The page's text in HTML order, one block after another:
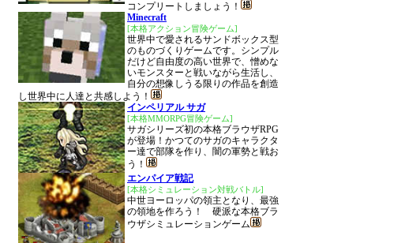
コンプリートしましょう！
Minecraft
[本格アクション冒険ゲーム]
世界中で愛されるサンドボックス型
のものづくりゲームです。シンプル
だけど自由度の高い世界で、憎めな
いモンスターと戦いながら生活し、
自分の想像しうる限りの作品を創造
し世界中に人達と共感しよう！
インペリアル サガ
[本格MMORPG冒険ゲーム]
サガシリーズ初の本格ブラウザRPG
が登場！かつてのサガのキャラクタ
ー達で部隊を作り、闇の軍勢と戦お
う！
エンパイア戦記
[本格シミュレーション対戦バトル]
中世ヨーロッパの領主となり、最強
の領地を作ろう！ 硬派な本格ブラ
ウザシミュレーションゲーム